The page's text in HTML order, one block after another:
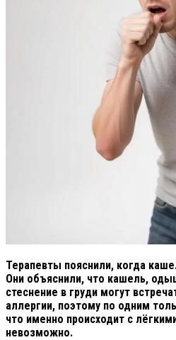
Терапевты пояснили, когда
Они объяснили, что кашель,
стеснение в груди могут
аллергии, поэтому по одним
что именно происходит с
невозможно.